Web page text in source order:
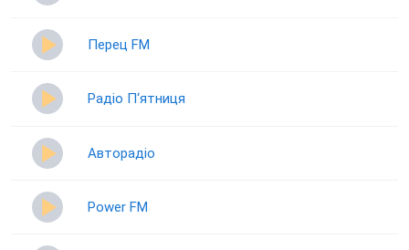
Перец FM
Радіо П‘ятниця
Авторадіо
Power FM